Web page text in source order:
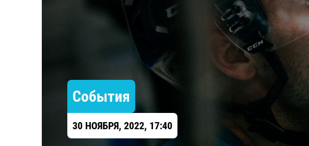
Шанхайские Драконы
Барыс
Салават Юлаев
События
30 НОЯБРЯ, 2022, 17:40